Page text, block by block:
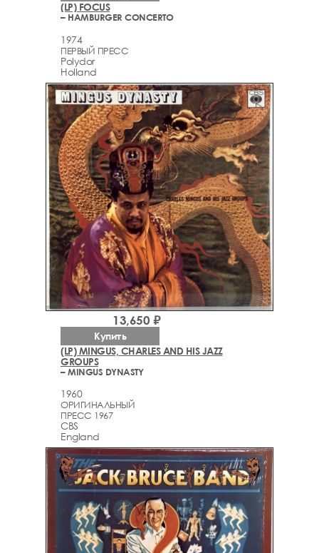
(LP) FOCUS
– HAMBURGER CONCERTO
1974
ПЕРВЫЙ ПРЕСС
Polydor
Holland
(LP) MINGUS, CHARLES AND HIS JAZZ
GROUPS
– MINGUS DYNASTY
1960
ОРИГИНАЛЬНЫЙ
ПРЕСС 1967
CBS
England
13,650 ₽
Купить